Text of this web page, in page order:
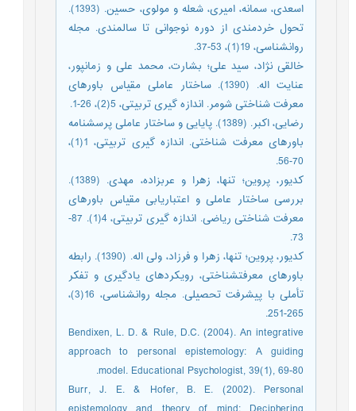
اسعدی، سمانه، امیری، شعله و مولوی، حسین. (1393).
تحول خردمندی از دوره نوجوانی تا سالمندی. مجله
روانشناسی، 19(1)، 53-37.
خالقی نژاد، سید علی؛ بشارت، محمد علی و زمانپور،
عنایت اله. (1390). ساختار عاملی مقیاس باورهای
معرفت شناختی شومر. اندازه گیری تربیتی، 5(2)، 26-1.
رضایی، اکبر. (1389). پایایی و ساختار عاملی پرسشنامه
باورهای معرفت شناختی. اندازه گیری تربیتی، 1(1)،
70-56.
کدیور، پروین؛ تنها، زهرا و عربزاده، مهدی. (1389).
بررسی ساختار عاملی و اعتباریابی مقیاس باورهای
معرفت شناختی ریاضی. اندازه گیری تربیتی، 4(1). 87-
73.
کدیور، پروین؛ تنها، زهرا و فرزاد، ولی اله. (1390). رابطه
باورهای معرفتشناختی، رویکردهای یادگیری و تفکر
تأملی با پیشرفت تحصیلی. مجله روانشناسی، 16(3)،
265-251.
Bendixen, L. D. & Rule, D.C. (2004). An integrative
approach to personal epistemology: A guiding
model. Educational Psychologist, 39(1), 69-80.
Burr, J. E. & Hofer, B. E. (2002). Personal